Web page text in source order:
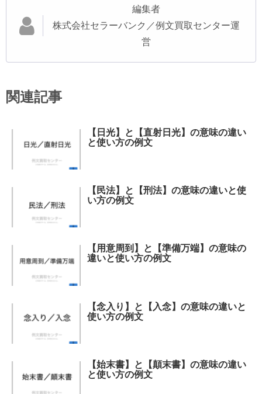
編集者
株式会社セラーバンク／例文買取センター運
営
関連記事
【日光】と【直射日光】の意味の違い
と使い方の例文
【民法】と【刑法】の意味の違いと使
い方の例文
【用意周到】と【準備万端】の意味の
違いと使い方の例文
【念入り】と【入念】の意味の違いと
使い方の例文
【始末書】と【顛末書】の意味の違い
と使い方の例文